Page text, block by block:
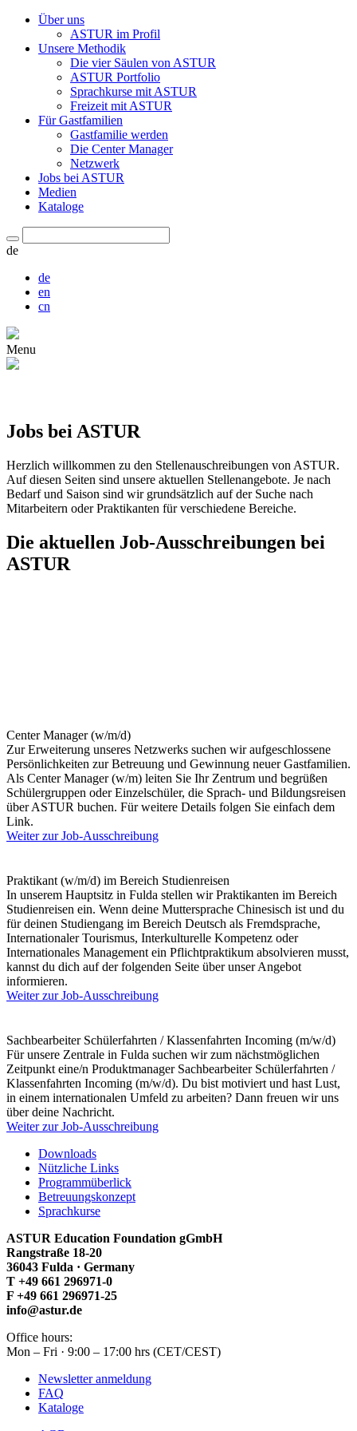
Über uns
ASTUR im Profil
Unsere Methodik
Die vier Säulen von ASTUR
ASTUR Portfolio
Sprachkurse mit ASTUR
Freizeit mit ASTUR
Für Gastfamilien
Gastfamilie werden
Die Center Manager
Netzwerk
Jobs bei ASTUR
Medien
Kataloge
de
de
en
cn
Menu
Jobs bei ASTUR
Herzlich willkommen zu den Stellenauschreibungen von ASTUR.
Auf diesen Seiten sind unsere aktuellen Stellenangebote. Je nach
Bedarf und Saison sind wir grundsätzlich auf der Suche nach
Mitarbeitern oder Praktikanten für verschiedene Bereiche.
Die aktuellen Job-Ausschreibungen bei
ASTUR
Center Manager (w/m/d)
Zur Erweiterung unseres Netzwerks suchen wir aufgeschlossene
Persönlichkeiten zur Betreuung und Gewinnung neuer Gastfamilien.
Als Center Manager (w/m) leiten Sie Ihr Zentrum und begrüßen
Schülergruppen oder Einzelschüler, die Sprach- und Bildungsreisen
über ASTUR buchen. Für weitere Details folgen Sie einfach dem
Link.
Weiter zur Job-Ausschreibung
Praktikant (w/m/d) im Bereich Studienreisen
In unserem Hauptsitz in Fulda stellen wir Praktikanten im Bereich
Studienreisen ein. Wenn deine Muttersprache Chinesisch ist und du
für deinen Studiengang im Bereich Deutsch als Fremdsprache,
Internationaler Tourismus, Interkulturelle Kompetenz oder
Internationales Management ein Pflichtpraktikum absolvieren musst,
kannst du dich auf der folgenden Seite über unser Angebot
informieren.
Weiter zur Job-Ausschreibung
Sachbearbeiter Schülerfahrten / Klassenfahrten Incoming (m/w/d)
Für unsere Zentrale in Fulda suchen wir zum nächstmöglichen
Zeitpunkt eine/n Produktmanager Sachbearbeiter Schülerfahrten /
Klassenfahrten Incoming (m/w/d). Du bist motiviert und hast Lust,
in einem internationalen Umfeld zu arbeiten? Dann freuen wir uns
über deine Nachricht.
Weiter zur Job-Ausschreibung
Downloads
Nützliche Links
Programmüberlick
Betreuungskonzept
Sprachkurse
ASTUR Education Foundation gGmbH
Rangstraße 18-20
36043 Fulda · Germany
T +49 661 296971-0
F +49 661 296971-25
info@astur.de
Office hours:
Mon – Fri · 9:00 – 17:00 hrs (CET/CEST)
Newsletter anmeldung
FAQ
Kataloge